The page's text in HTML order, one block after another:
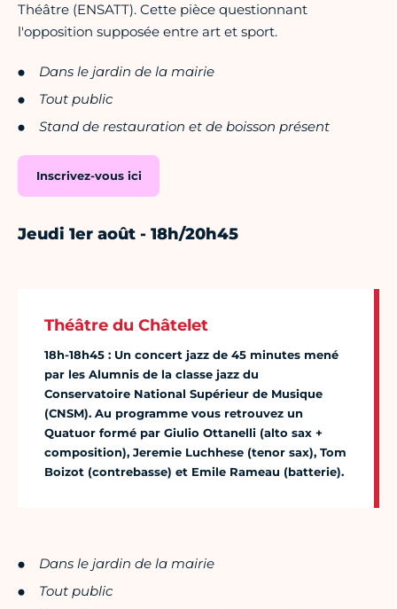
Théâtre (ENSATT). Cette pièce questionnant
l'opposition supposée entre art et sport.
Dans le jardin de la mairie
Tout public
Stand de restauration et de boisson présent
Inscrivez-vous ici
Jeudi 1er août - 18h/20h45
Théâtre du Châtelet
18h-18h45 : Un concert jazz de 45 minutes mené
par les Alumnis de la classe jazz du
Conservatoire National Supérieur de Musique
(CNSM). Au programme vous retrouvez un
Quatuor formé par Giulio Ottanelli (alto sax +
composition), Jeremie Luchhese (tenor sax), Tom
Boizot (contrebasse) et Emile Rameau (batterie).
Dans le jardin de la mairie
Tout public